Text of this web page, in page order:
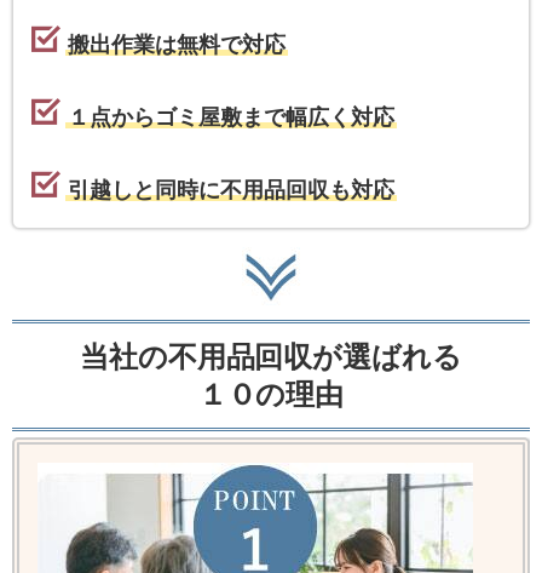
搬出作業は無料で対応
１点からゴミ屋敷まで幅広く対応
引越しと同時に不用品回収も対応
当社の不用品回収が選ばれる
１０の理由